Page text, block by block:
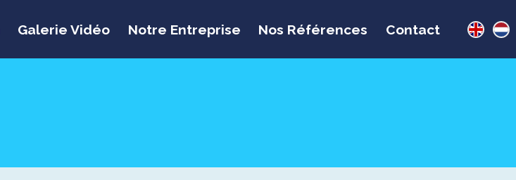
Galerie Vidéo Notre Entreprise Nos Références Contact